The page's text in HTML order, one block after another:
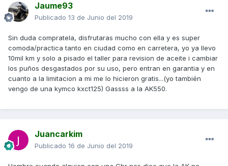
Jaume93
Publicado 13 de Junio del 2019
Sin duda compratela, disfrutaras mucho con ella y es super
comoda/practica tanto en ciudad como en carretera, yo ya llevo
10mil km y solo a pisado el taller para revision de aceite i cambiar
los puños desgastados por su uso, pero entran en garantia y en
cuanto a la limitacion a mi me lo hicieron gratis...(yo también
vengo de una kymco kxct125) Gassss a la AK550.
Juancarkim
Publicado 16 de Junio del 2019